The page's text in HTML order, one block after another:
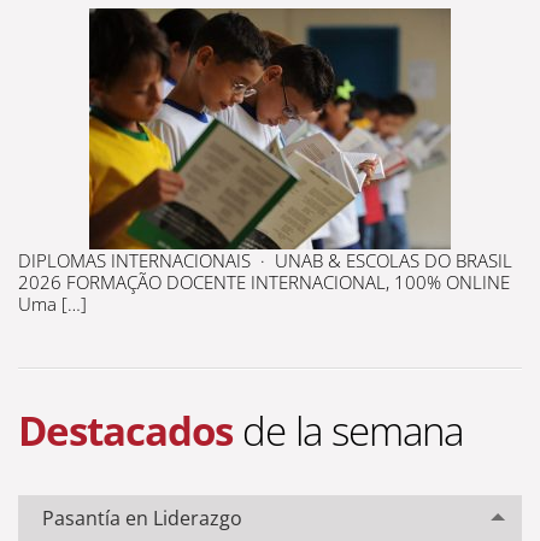
DIPLOMAS INTERNACIONAIS · UNAB & ESCOLAS DO BRASIL
2026 FORMAÇÃO DOCENTE INTERNACIONAL, 100% ONLINE
Uma […]
Destacadosde la semana
Pasantía en Liderazgo